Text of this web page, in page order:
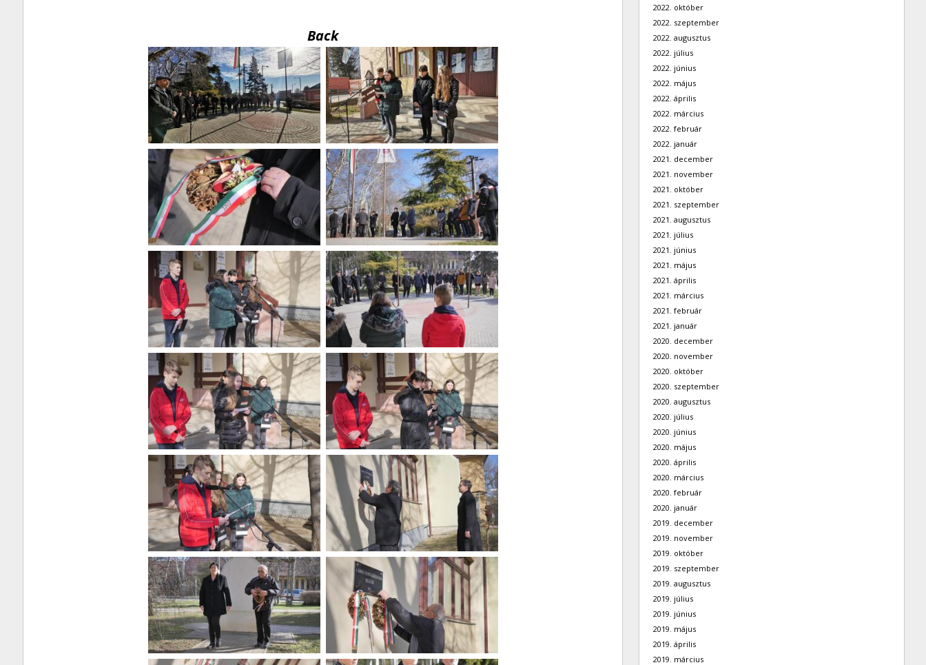
Back
2022. október
2022. szeptember
2022. augusztus
2022. július
2022. június
2022. május
2022. április
2022. március
2022. február
2022. január
2021. december
2021. november
2021. október
2021. szeptember
2021. augusztus
2021. július
2021. június
2021. május
2021. április
2021. március
2021. február
2021. január
2020. december
2020. november
2020. október
2020. szeptember
2020. augusztus
2020. július
2020. június
2020. május
2020. április
2020. március
2020. február
2020. január
2019. december
2019. november
2019. október
2019. szeptember
2019. augusztus
2019. július
2019. június
2019. május
2019. április
2019. március